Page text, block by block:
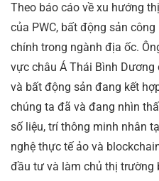
Theo báo cáo về xu hướng
của PWC, bất động sản
chính trong ngành địa ốc.
vực châu Á Thái Bình Dương
và bất động sản đang kết
chúng ta đã và đang nhìn
số liệu, trí thông minh nhân
nghệ thực tế ảo và
đầu tư và làm chủ thị trường